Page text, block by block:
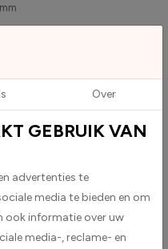
Upload eigen bestand
Over
GEBRUIK VAN
advertenties te
media te bieden en om
ook informatie over uw
media-, reclame- en